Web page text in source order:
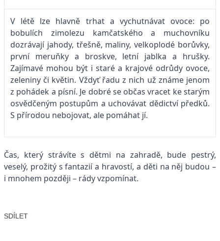
V létě lze hlavně trhat a vychutnávat ovoce: po
bobulích zimolezu kamčatského a muchovníku
dozrávají jahody, třešně, maliny, velkoplodé borůvky,
první meruňky a broskve, letní jablka a hrušky.
Zajímavé mohou být i staré a krajové odrůdy ovoce,
zeleniny či květin. Vždyť řadu z nich už známe jenom
z pohádek a písní. Je dobré se občas vracet ke starým
osvědčeným postupům a uchovávat dědictví předků.
S přírodou nebojovat, ale pomáhat jí.
Čas, který strávíte s dětmi na zahradě, bude pestrý,
veselý, prožitý s fantazií a hravostí, a děti na něj budou –
i mnohem později – rády vzpomínat.
SDÍLET